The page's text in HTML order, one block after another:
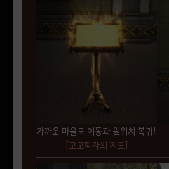
가까운 마을로 이동과 원위치 복귀!
[고고학자의 지도]